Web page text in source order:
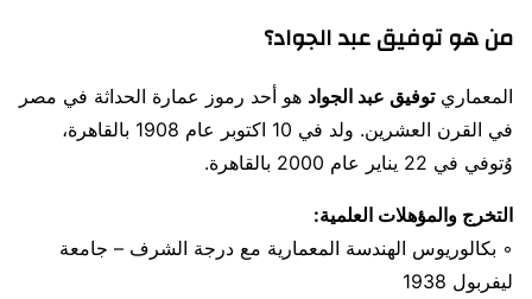
من هو توفيق عبد الجواد؟
المعماريتوفيق عبد الجواد هو أحد رموز عمارة الحداثة في مصر
في القرن العشرين. ولد في 10 اكتوبر عام 1908 بالقاهرة،
وُتوفي في 22 يناير عام 2000 بالقاهرة.
التخرج والمؤهلات العلمية:
◦ بكالوريوس الهندسة المعمارية مع درجة الشرف – جامعة
ليفربول 1938